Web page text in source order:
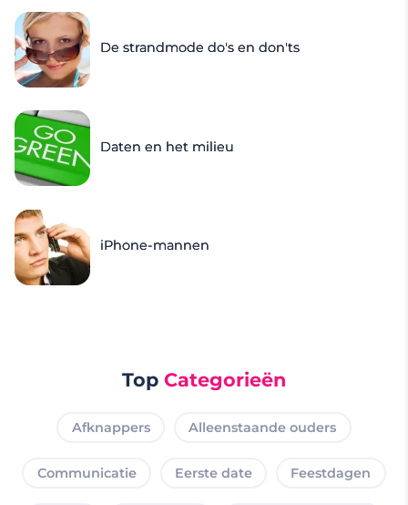
De strandmode do's en don'ts
Daten en het milieu
iPhone-mannen
Top Categorieën
Afknappers Alleenstaande ouders
Communicatie Eerste date Feestdagen